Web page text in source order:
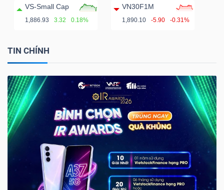
VS-Small Cap
1,886.93 3.32 0.18%
VN30F1M
1,890.10 -5.90 -0.31%
TIN CHÍNH